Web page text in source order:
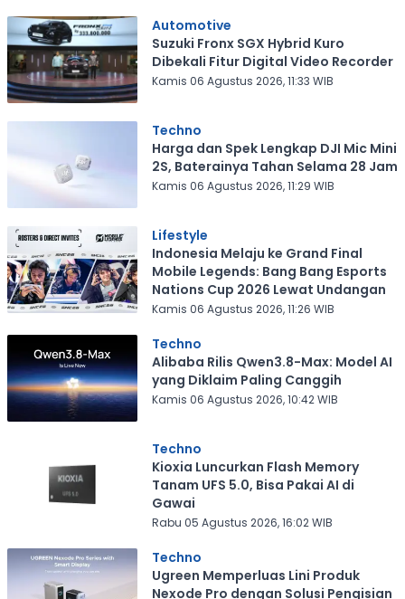
Automotive
Suzuki Fronx SGX Hybrid Kuro
Dibekali Fitur Digital Video Recorder
Kamis 06 Agustus 2026, 11:33 WIB
Techno
Harga dan Spek Lengkap DJI Mic Mini
2S, Baterainya Tahan Selama 28 Jam
Kamis 06 Agustus 2026, 11:29 WIB
Lifestyle
Indonesia Melaju ke Grand Final
Mobile Legends: Bang Bang Esports
Nations Cup 2026 Lewat Undangan
Kamis 06 Agustus 2026, 11:26 WIB
Techno
Alibaba Rilis Qwen3.8-Max: Model AI
yang Diklaim Paling Canggih
Kamis 06 Agustus 2026, 10:42 WIB
Techno
Kioxia Luncurkan Flash Memory
Tanam UFS 5.0, Bisa Pakai AI di
Gawai
Rabu 05 Agustus 2026, 16:02 WIB
Techno
Ugreen Memperluas Lini Produk
Nexode Pro dengan Solusi Pengisian